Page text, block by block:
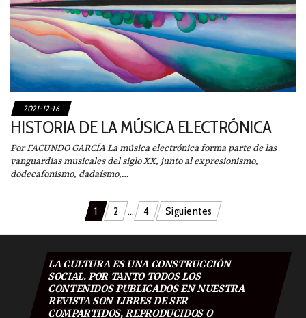
2021-12-16
HISTORIA DE LA MÚSICA ELECTRÓNICA
Por FACUNDO GARCÍA La música electrónica forma parte de las
vanguardias musicales del siglo XX, junto al expresionismo,
dodecafonismo, dadaísmo,…
Navegación
de
entradas
1 2 … 4 Siguientes
LA CULTURA ES UNA CONSTRUCCIÓN
SOCIAL. POR TANTO TODOS LOS
CONTENIDOS PUBLICADOS EN NUESTRA
REVISTA SON LIBRES DE SER
COMPARTIDOS, REPRODUCIDOS O